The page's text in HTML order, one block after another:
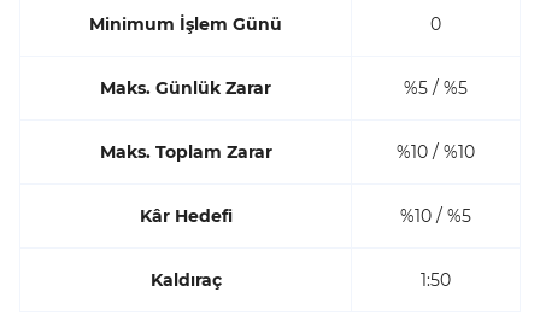
Minimum İşlem Günü 0
Maks. Günlük Zarar %5 / %5
Maks. Toplam Zarar %10 / %10
Kâr Hedefi %10 / %5
Kaldıraç 1:50